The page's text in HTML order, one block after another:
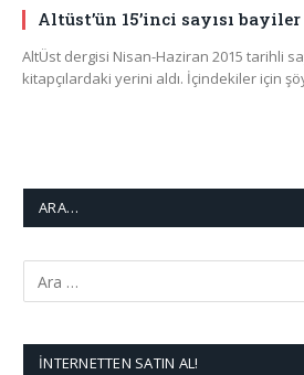
Altüst’ün 15’inci sayısı
AltÜst dergisi Nisan-Haziran 2015 tarihli
kitapçılardaki yerini aldı. İçindekiler için
ARA…
İNTERNETTEN SATIN AL!